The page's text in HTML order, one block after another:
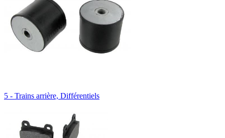
5 - Trains arrière, Différentiels